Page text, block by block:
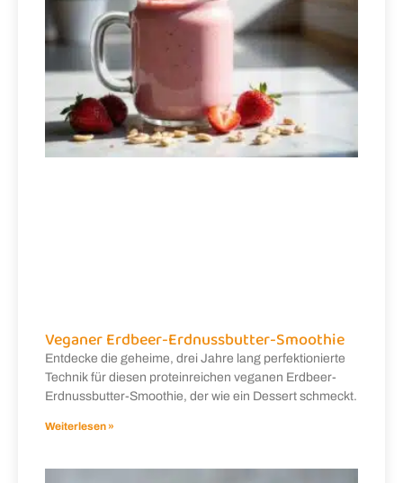
Veganer Erdbeer-Erdnussbutter-Smoothie
Entdecke die geheime, drei Jahre lang perfektionierte
Technik für diesen proteinreichen veganen Erdbeer-
Erdnussbutter-Smoothie, der wie ein Dessert schmeckt.
Weiterlesen »